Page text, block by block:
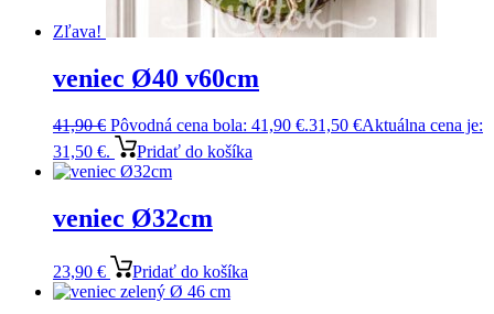
Zľava!
veniec Ø40 v60cm
41,90€ Pôvodná cena bola: 41,90 €.31,50 €Aktuálna cena je:
31,50 €.
Pridať do košíka
veniec Ø32cm
23,90 € Pridať do košíka